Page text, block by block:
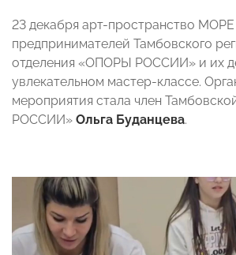
23 декабря арт-пространство
предпринимателей Тамбовского
отделения «ОПОРЫ РОССИИ» и их
увлекательном мастер-классе.
мероприятия стала член
РОССИИ» Ольга Буданцева.